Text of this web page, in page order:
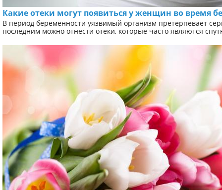
Какие отеки могут появиться у женщин во время
В период беременности уязвимый организм претерпевает
последним можно отнести отеки, которые часто являются